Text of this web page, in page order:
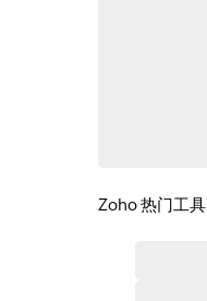
Zoho 热门工具